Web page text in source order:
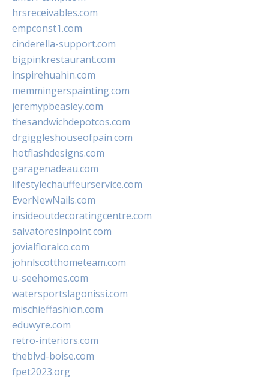
hrsreceivables.com
empconst1.com
cinderella-support.com
bigpinkrestaurant.com
inspirehuahin.com
memmingerspainting.com
jeremypbeasley.com
thesandwichdepotcos.com
drgiggleshouseofpain.com
hotflashdesigns.com
garagenadeau.com
lifestylechauffeurservice.com
EverNewNails.com
insideoutdecoratingcentre.com
salvatoresinpoint.com
jovialfloralco.com
johnlscotthometeam.com
u-seehomes.com
watersportslagonissi.com
mischieffashion.com
eduwyre.com
retro-interiors.com
theblvd-boise.com
fpet2023.org